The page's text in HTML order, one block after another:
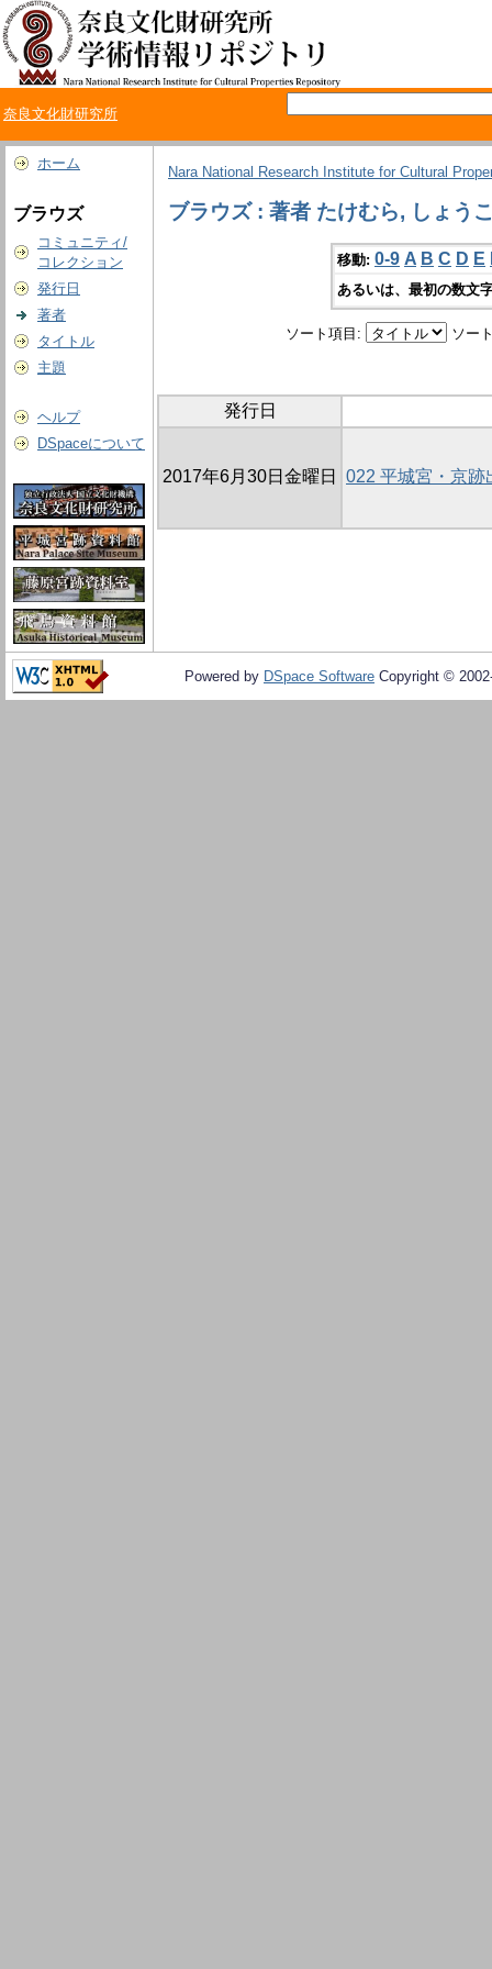
奈良文化財研究所
ホーム
ブラウズ
コミュニティ/
コレクション
発行日
著者
タイトル
主題
ヘルプ
DSpaceについて
Nara National Research Institute for Cultural
ブラウズ : 著者 たけむら, しょう
移動: 0-9 A B C D E
あるいは、最初の数文
ソート項目: ソー
発行日
2017年6月30日金曜日 022 平城宮・京跡
Powered by DSpace Software Copyright ©